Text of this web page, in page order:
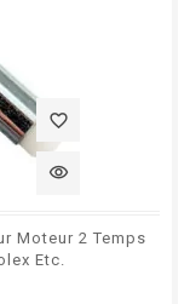
favorite_border
visibility
Moteur 2 Temps
Etc.